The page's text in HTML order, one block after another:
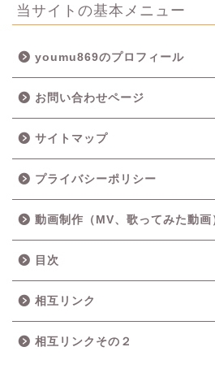
当サイトの基本メニュー
youmu869のプロフィール
お問い合わせページ
サイトマップ
プライバシーポリシー
動画制作（MV、歌ってみた動画
目次
相互リンク
相互リンクその２